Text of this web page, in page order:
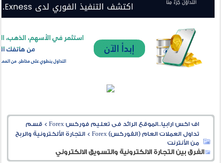
اف اكس ارابيا..الموقع الرائد فى تعليم فوركس Forex > قسم
تداول العملات العام (الفوركس) Forex
>التجارة الألكترونية والربح
من الأنترنت
الفرق بين التجارة الالكترونية والتسويق الالكتروني